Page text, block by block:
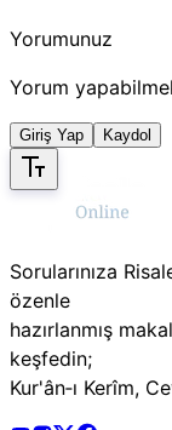
Yorumunuz
Yorum
Giriş Yap Kaydol
Sorularınıza
özenle
hazırlanmış
keşfedin;
Kur'ân‑ı Kerîm,